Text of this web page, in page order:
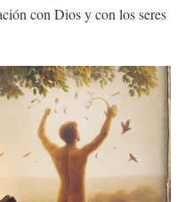
con Dios y con los seres